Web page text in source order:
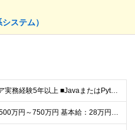
ステム）
■ITエンジニア実務経験5年以上 ■JavaまたはPythonによるサービス開発・運用経験 ■Linux環境での開発・運用経験 ■日本語能力試験N1レベルの日本語力 ■学歴不問 ＜こういった方を歓迎
■想定年収：500万円～750万円 基本給：28万円～40万円（経験・能力により決定、上限応相談） 残業代：1分単位で別途支給 昇給：年2回（4月・10月） 賞与：年2回（6月・12月） ■試用期間